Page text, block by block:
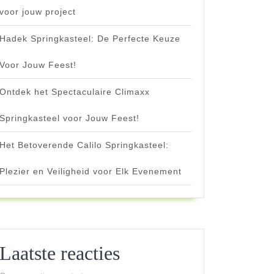
voor jouw project
Hadek Springkasteel: De Perfecte Keuze
Voor Jouw Feest!
Ontdek het Spectaculaire Climaxx
Springkasteel voor Jouw Feest!
Het Betoverende Calilo Springkasteel:
Plezier en Veiligheid voor Elk Evenement
Laatste reacties